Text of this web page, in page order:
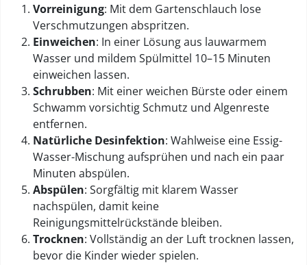
Vorreinigung: Mit dem Gartenschlauch lose
Verschmutzungen abspritzen.
Einweichen: In einer Lösung aus lauwarmem
Wasser und mildem Spülmittel 10–15 Minuten
einweichen lassen.
Schrubben: Mit einer weichen Bürste oder einem
Schwamm vorsichtig Schmutz und Algenreste
entfernen.
Natürliche Desinfektion: Wahlweise eine Essig-
Wasser-Mischung aufsprühen und nach ein paar
Minuten abspülen.
Abspülen: Sorgfältig mit klarem Wasser
nachspülen, damit keine
Reinigungsmittelrückstände bleiben.
Trocknen: Vollständig an der Luft trocknen lassen,
bevor die Kinder wieder spielen.